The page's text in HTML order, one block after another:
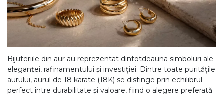
Lanturi
Pandantive
BIJUTERII COPII
Inele
Bijuteriile din aur au reprezentat dintotdeauna simboluri ale
eleganței, rafinamentului și investiției. Dintre toate puritățile
aurului, aurul de 18 karate (18K) se distinge prin echilibrul
perfect între durabilitate și valoare, fiind o alegere preferată